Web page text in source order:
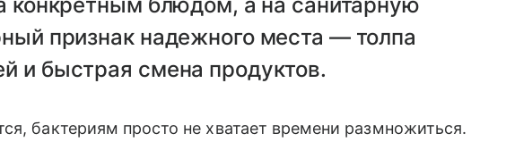
признак надежного места — толпа
и быстрая смена продуктов.
бактериям просто не хватает времени размножиться.